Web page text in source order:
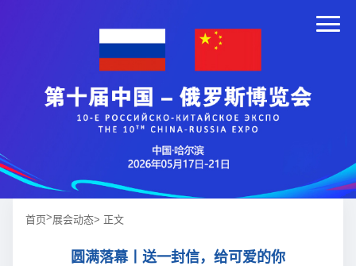
首页>展会动态> 正文
圆满落幕丨送一封信，给可爱的你